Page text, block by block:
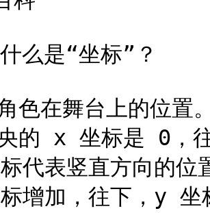
是“坐标”？
色在舞台上的位
的 x 坐标是 0，
代表竖直方向的
增加，往下，y